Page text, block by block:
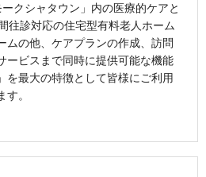
クシャタウン」内の医療的ケアと
往診対応の住宅型有料老人ホーム
ムの他、ケアプランの作成、訪問
ービスまで同時に提供可能な機能
を最大の特徴として皆様にご利用
。​